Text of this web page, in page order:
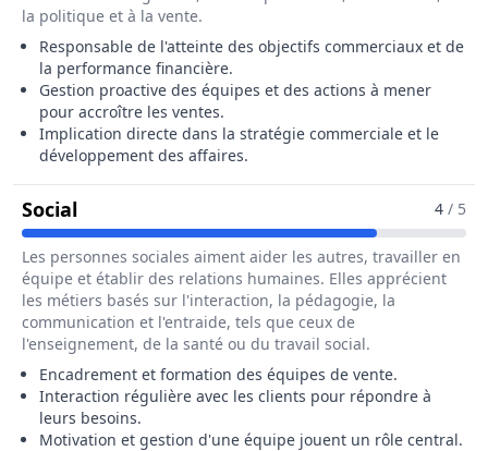
la politique et à la vente.
Responsable de l'atteinte des objectifs commerciaux et de
la performance financière.
Gestion proactive des équipes et des actions à mener
pour accroître les ventes.
Implication directe dans la stratégie commerciale et le
développement des affaires.
SocialPour Le Métier De Chef / Cheffe De 4 / 5
Les personnes sociales aiment aider les autres, travailler en
équipe et établir des relations humaines. Elles apprécient
les métiers basés sur l'interaction, la pédagogie, la
communication et l'entraide, tels que ceux de
l'enseignement, de la santé ou du travail social.
Encadrement et formation des équipes de vente.
Interaction régulière avec les clients pour répondre à
leurs besoins.
Motivation et gestion d'une équipe jouent un rôle central.